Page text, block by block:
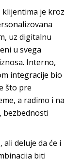
je kroz
uz digitalnu
u svega
Interno,
integracije bio
što pre
a radimo i na
bezbednosti
deluje da će i
biti